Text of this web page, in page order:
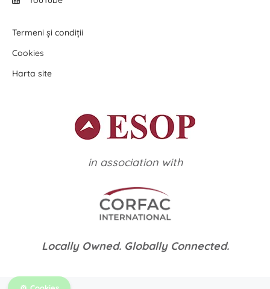
Termeni și condiții
Cookies
Harta site
in association with
Locally Owned. Globally Connected.